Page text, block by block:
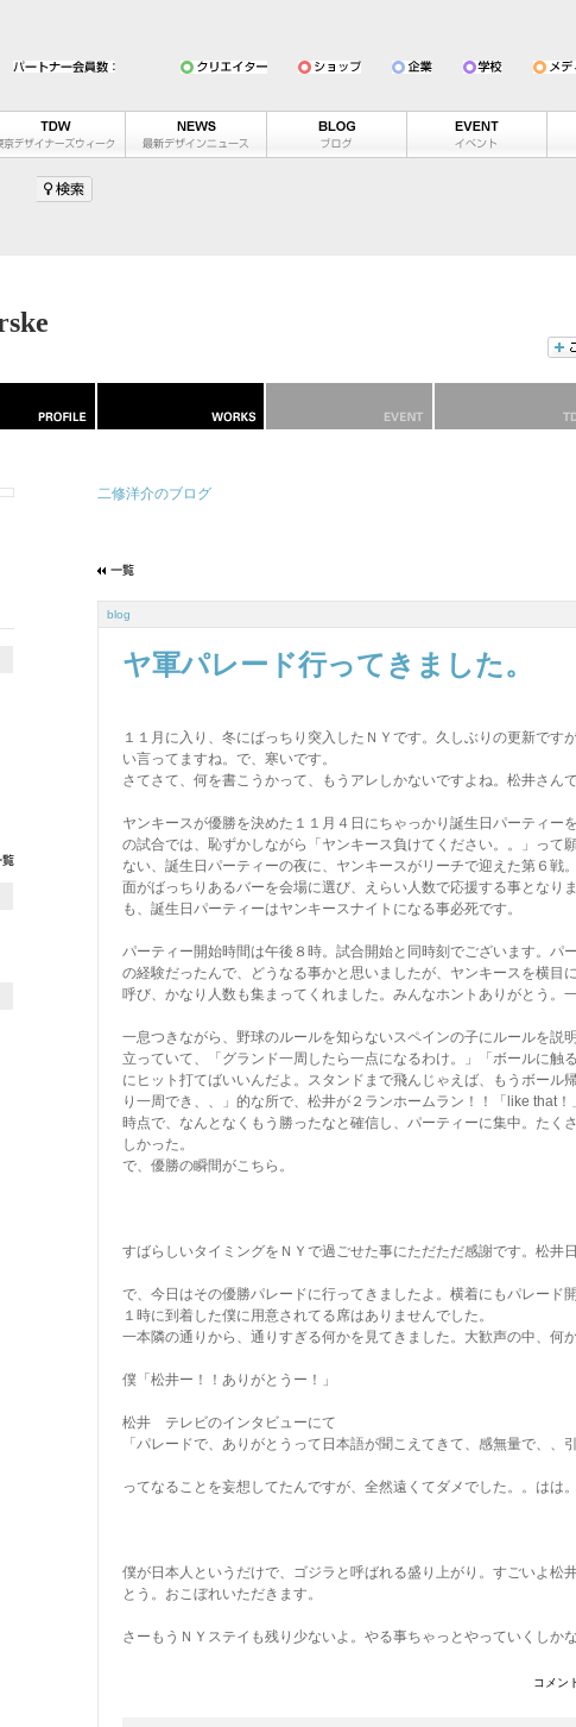
二修洋介のブログ
blog
ヤ軍パレード行ってきました。
１１月に入り、冬にばっちり突入したＮＹです。久しぶりの更新です
い言ってますね。で、寒いです。
さてさて、何を書こうかって、もうアレしかないですよね。松井さんで
ヤンキースが優勝を決めた１１月４日にちゃっかり誕生日パーティー
の試合では、恥ずかしながら「ヤンキース負けてください。。」って
ない、誕生日パーティーの夜に、ヤンキースがリーチで迎えた第６戦
面がばっちりあるバーを会場に選び、えらい人数で応援する事となり
も、誕生日パーティーはヤンキースナイトになる事必死です。
パーティー開始時間は午後８時。試合開始と同時刻でございます。パ
の経験だったんで、どうなる事かと思いましたが、ヤンキースを横目
呼び、かなり人数も集まってくれました。みんなホントありがとう。
一息つきながら、野球のルールを知らないスペインの子にルールを説
立っていて、「グランド一周したら一点になるわけ。」「ボールに触
にヒット打てばいいんだよ。スタンドまで飛んじゃえば、もうボール
り一周でき、、」的な所で、松井が２ランホームラン！！「like that
時点で、なんとなくもう勝ったなと確信し、パーティーに集中。たく
しかった。
で、優勝の瞬間がこちら。
すばらしいタイミングをＮＹで過ごせた事にただただ感謝です。松井
で、今日はその優勝パレードに行ってきましたよ。横着にもパレード
１時に到着した僕に用意されてる席はありませんでした。
一本隣の通りから、通りすぎる何かを見てきました。大歓声の中、何
僕「松井ー！！ありがとうー！」
松井 テレビのインタビューにて
「パレードで、ありがとうって日本語が聞こえてきて、感無量で、、
ってなることを妄想してたんですが、全然遠くてダメでした。。はは。
僕が日本人というだけで、ゴジラと呼ばれる盛り上がり。すごいよ松
とう。おこぼれいただきます。
さーもうＮＹステイも残り少ないよ。やる事ちゃっとやっていくしか
コメン